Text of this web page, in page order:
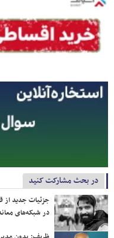
در بحث مشارکت کنید
جزئیات جدید
در شبکه‌های